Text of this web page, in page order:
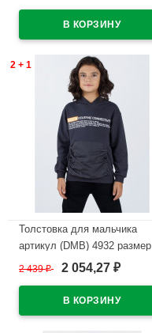
2 + 1
Толстовка для мальчика
артикул (DMB) 4932 размер
32/128-44/164 цвет темно-
2 439₽ 2 054,27 ₽